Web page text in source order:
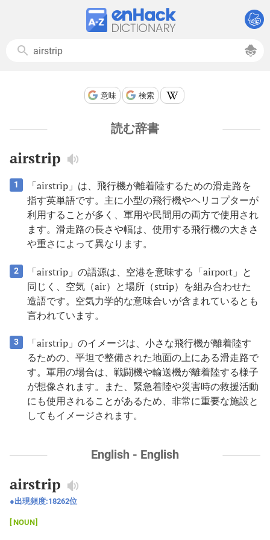
意味 検索
読む辞書
airstrip
1
「airstrip」は、飛行機が離着陸するための滑走路を
指す英単語です。主に小型の飛行機やヘリコプターが
利用することが多く、軍用や民間用の両方で使用され
ます。滑走路の長さや幅は、使用する飛行機の大きさ
や重さによって異なります。
2
「airstrip」の語源は、空港を意味する「airport」と
同じく、空気（air）と場所（strip）を組み合わせた
造語です。空気力学的な意味合いが含まれているとも
言われています。
3
「airstrip」のイメージは、小さな飛行機が離着陸す
るための、平坦で整備された地面の上にある滑走路で
す。軍用の場合は、戦闘機や輸送機が離着陸する様子
が想像されます。また、緊急着陸や災害時の救援活動
にも使用されることがあるため、非常に重要な施設と
してもイメージされます。
English - English
airstrip
出現頻度:18262位
NOUN